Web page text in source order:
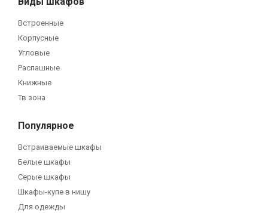
Встроенные
Корпусные
Угловые
Распашные
Книжные
Тв зона
Популярное
Встраиваемые шкафы
Белые шкафы
Серые шкафы
Шкафы-купе в нишу
Для одежды